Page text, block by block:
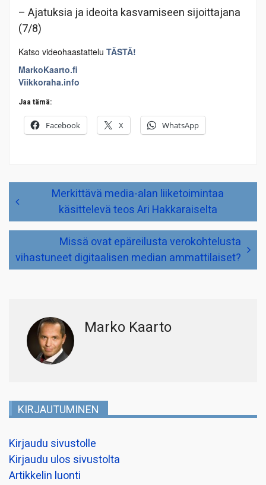
– Ajatuksia ja ideoita kasvamiseen sijoittajana
(7/8)
Katso videohaastattelu TÄSTÄ!
MarkoKaarto.fi
Viikkoraha.info
Jaa tämä:
Facebook X WhatsApp
selaus
Merkittävä media-alan liiketoimintaa
käsittelevä teos Ari Hakkaraiselta
Missä ovat epäreilusta verokohtelusta
vihastuneet digitaalisen median ammattilaiset?
Marko Kaarto
KIRJAUTUMINEN
Kirjaudu sivustolle
Kirjaudu ulos sivustolta
Artikkelin luonti